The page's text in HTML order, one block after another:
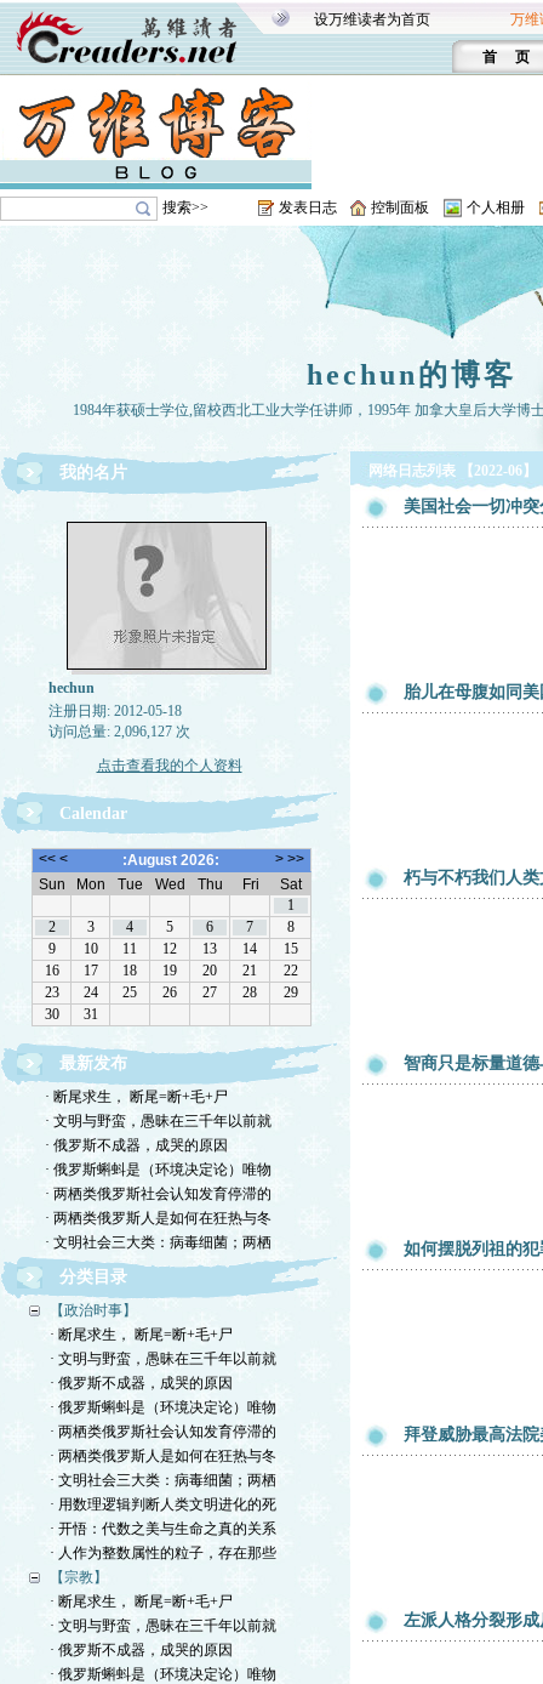
设万维读者为首页 万维
首 页
搜索>> 发表日志 控制面板 个人相册
hechun的博客
1984年获硕士学位,留校西北工业大学任讲师，1995年 加拿大皇后大学博
我的名片
hechun
注册日期: 2012-05-18
访问总量: 2,096,127 次
点击查看我的个人资料
Calendar
最新发布
· 断尾求生， 断尾=断+毛+尸
· 文明与野蛮，愚昧在三千年以前就
· 俄罗斯不成器，成哭的原因
· 俄罗斯蝌蚪是（环境决定论）唯物
· 两栖类俄罗斯社会认知发育停滞的
· 两栖类俄罗斯人是如何在狂热与冬
· 文明社会三大类：病毒细菌；两栖
分类目录
【政治时事】
· 断尾求生， 断尾=断+毛+尸
· 文明与野蛮，愚昧在三千年以前就
· 俄罗斯不成器，成哭的原因
· 俄罗斯蝌蚪是（环境决定论）唯物
· 两栖类俄罗斯社会认知发育停滞的
· 两栖类俄罗斯人是如何在狂热与冬
· 文明社会三大类：病毒细菌；两栖
· 用数理逻辑判断人类文明进化的死
· 开悟：代数之美与生命之真的关系
· 人作为整数属性的粒子，存在那些
【宗教】
· 断尾求生， 断尾=断+毛+尸
· 文明与野蛮，愚昧在三千年以前就
· 俄罗斯不成器，成哭的原因
· 俄罗斯蝌蚪是（环境决定论）唯物
网络日志列表 【2022-06】
美国社会一切冲
胎儿在母腹如同
朽与不朽我们人
智商只是标量道
如何摆脱列祖的
拜登威胁最高法
左派人格分裂形